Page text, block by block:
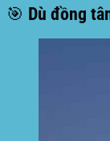
🎯 Dù đồng